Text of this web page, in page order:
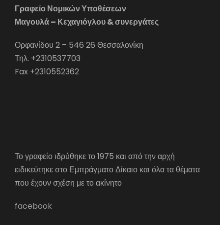
Γραφείο Νομικών Υποθέσεων
Μαγουλά – Κεχαγιόγλου & συνεργάτες
Ορφανίδου 2 – 546 26 Θεσσαλονίκη
Τηλ. +2310537703
Fax +2310552362
Το γραφείο ιδρύθηκε το 1975 και από την αρχή
ειδικεύτηκε στο Εμπράγματο Δίκαιο και όλα τα θέματα
που έχουν σχέση με το ακίνητο
facebook